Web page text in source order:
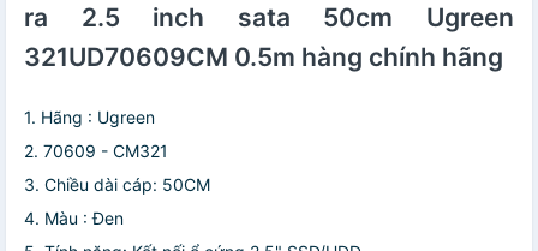
ra 2.5 inch sata 50cm Ugreen
321UD70609CM 0.5m hàng chính hãng
1. Hãng : Ugreen
2. 70609 - CM321
3. Chiều dài cáp: 50CM
4. Màu : Đen